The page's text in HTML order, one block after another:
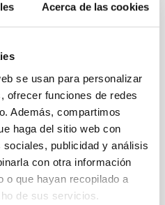
Acerca de las cookies
se usan para personalizar
ofrecer funciones de redes
Además, compartimos
haga del sitio web con
publicidad y análisis
con otra información
o que hayan recopilado a
de sus servicios.
afectarte mucho
creo que ya se ha
sentir a gusto con lo que estás
tiempo con mis niños, pero
culpabilidad. Que no puedes ir
estar allí, y es más difícil
Creo que, cuando son
forma. Yo quiero pensar que
de mí o lo entienden
no. El papá y la mamá son lo